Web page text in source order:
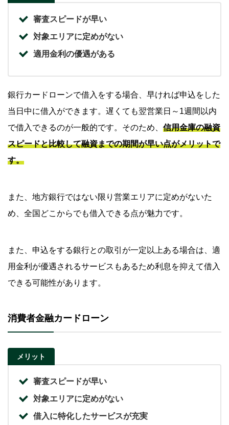
審査スピードが早い
対象エリアに定めがない
適用金利の優遇がある
銀行カードローンで借入をする場合、早ければ申込をした
当日中に借入ができます。遅くても翌営業日～1週間以内
で借入できるのが一般的です。そのため、 信用金庫の融資
スピードと比較して融資までの期間が早い点がメリットで
す。
また、地方銀行ではない限り営業エリアに定めがないた
め、全国どこからでも借入できる点が魅力です。
また、申込をする銀行との取引が一定以上ある場合は、適
用金利が優遇されるサービスもあるため利息を抑えて借入
できる可能性があります。
消費者金融カードローン
メリット
審査スピードが早い
対象エリアに定めがない
借入に特化したサービスが充実